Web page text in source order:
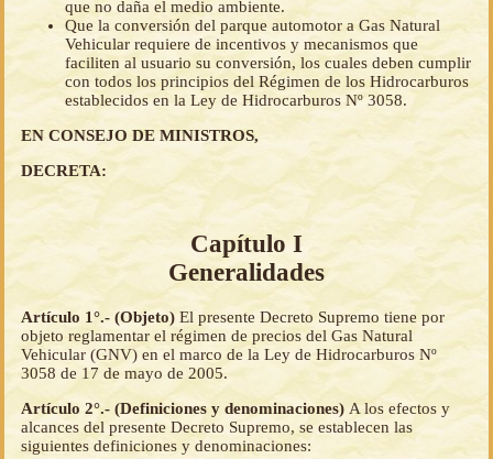
que no daña el medio ambiente.
Que la conversión del parque automotor a Gas Natural
Vehicular requiere de incentivos y mecanismos que
faciliten al usuario su conversión, los cuales deben cumplir
con todos los principios del Régimen de los Hidrocarburos
establecidos en la Ley de Hidrocarburos Nº 3058.
EN CONSEJO DE MINISTROS,
DECRETA:
Capítulo I
Generalidades
Artículo 1°.- (Objeto) El presente Decreto Supremo tiene por
objeto reglamentar el régimen de precios del Gas Natural
Vehicular (GNV) en el marco de la Ley de Hidrocarburos Nº
3058 de 17 de mayo de 2005.
Artículo 2°.- (Definiciones y denominaciones) A los efectos y
alcances del presente Decreto Supremo, se establecen las
siguientes definiciones y denominaciones: